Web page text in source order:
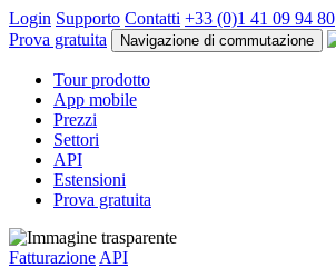
Login Supporto Contatti +33 (0)1 41 09 94 80
Prova gratuita
Navigazione di commutazione
Tour prodotto
App mobile
Prezzi
Settori
API
Estensioni
Prova gratuita
Fatturazione API